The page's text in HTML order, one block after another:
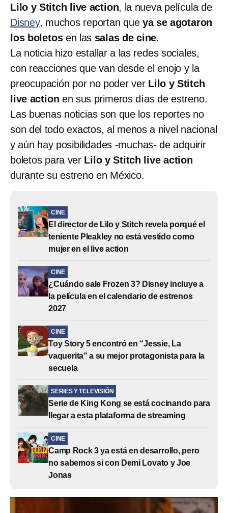
Lilo y Stitch live action, la nueva película de
Disney, muchos reportan que ya se agotaron
los boletosen las salas de cine.
La noticia hizo estallar a las redes sociales,
con reacciones que van desde el enojo y la
preocupación por no poder ver Lilo y Stitch
live action en sus primeros días de estreno.
Las buenas noticias son que los reportes no
son del todo exactos, al menos a nivel nacional
y aún hay posibilidades -muchas- de adquirir
boletos para ver Lilo y Stitch live action
durante su estreno en México.
CINE
El director de Lilo y Stitch revela porqué el
teniente Pleakley no está vestido como
mujer en el live action
CINE
¿Cuándo sale Frozen 3? Disney incluye a
la película en el calendario de estrenos
2027
CINE
Toy Story 5 encontró en “Jessie, La
vaquerita” a su mejor protagonista para la
secuela
SERIES Y TELEVISIÓN
Serie de King Kong se está cocinando para
llegar a esta plataforma de streaming
CINE
Camp Rock 3 ya está en desarrollo, pero
no sabemos si con Demi Lovato y Joe
Jonas